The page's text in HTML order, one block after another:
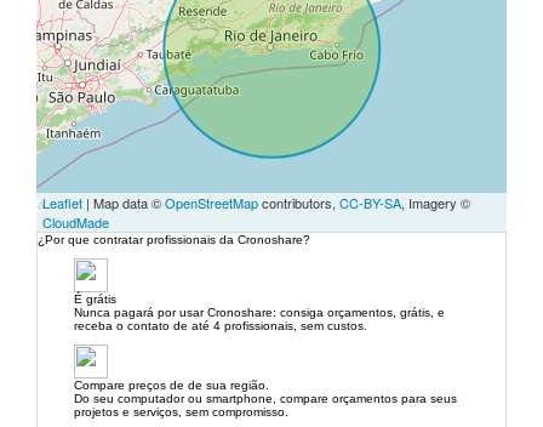
Leaflet | Map data ©OpenStreetMapcontributors, CC-BY-SA, Imagery ©
CloudMade
¿Por que contratar profissionais da Cronoshare?
É grátis
Nunca pagará por usar Cronoshare: consiga orçamentos, grátis, e
receba o contato de até 4 profissionais, sem custos.
Compare preços de de sua região.
Do seu computador ou smartphone, compare orçamentos para seus
projetos e serviços, sem compromisso.